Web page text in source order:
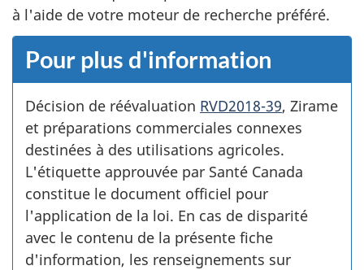
à l'aide de votre moteur de recherche préféré.
Pour plus d'information
Décision de réévaluation RVD2018-39, Zirame
et préparations commerciales connexes
destinées à des utilisations agricoles.
L'étiquette approuvée par Santé Canada
constitue le document officiel pour
l'application de la loi. En cas de disparité
avec le contenu de la présente fiche
d'information, les renseignements sur